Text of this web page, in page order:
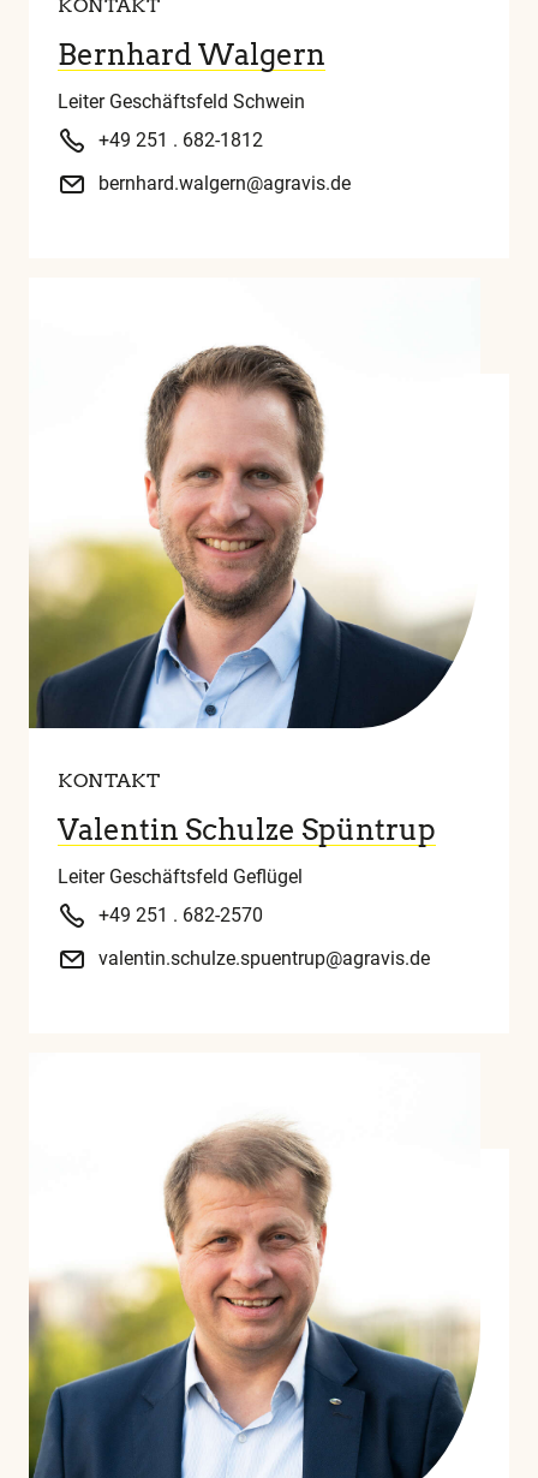
KONTAKT
Bernhard Walgern
Leiter Geschäftsfeld Schwein
+49 251 . 682-1812
bernhard.walgern@agravis.de
KONTAKT
Valentin Schulze Spüntrup
Leiter Geschäftsfeld Geflügel
+49 251 . 682-2570
valentin.schulze.spuentrup@agravis.de